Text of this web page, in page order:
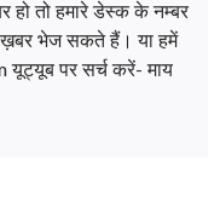
तो हमारे डेस्क के नम्बर
ख़बर भेज सकते हैं। या हमें
पर सर्च करें- माय